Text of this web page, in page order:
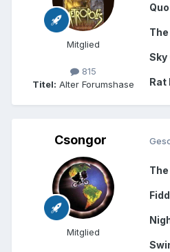
Mitglied
815
Titel: Alter Forumshase
Sky
Rat
Csongor
Mitglied